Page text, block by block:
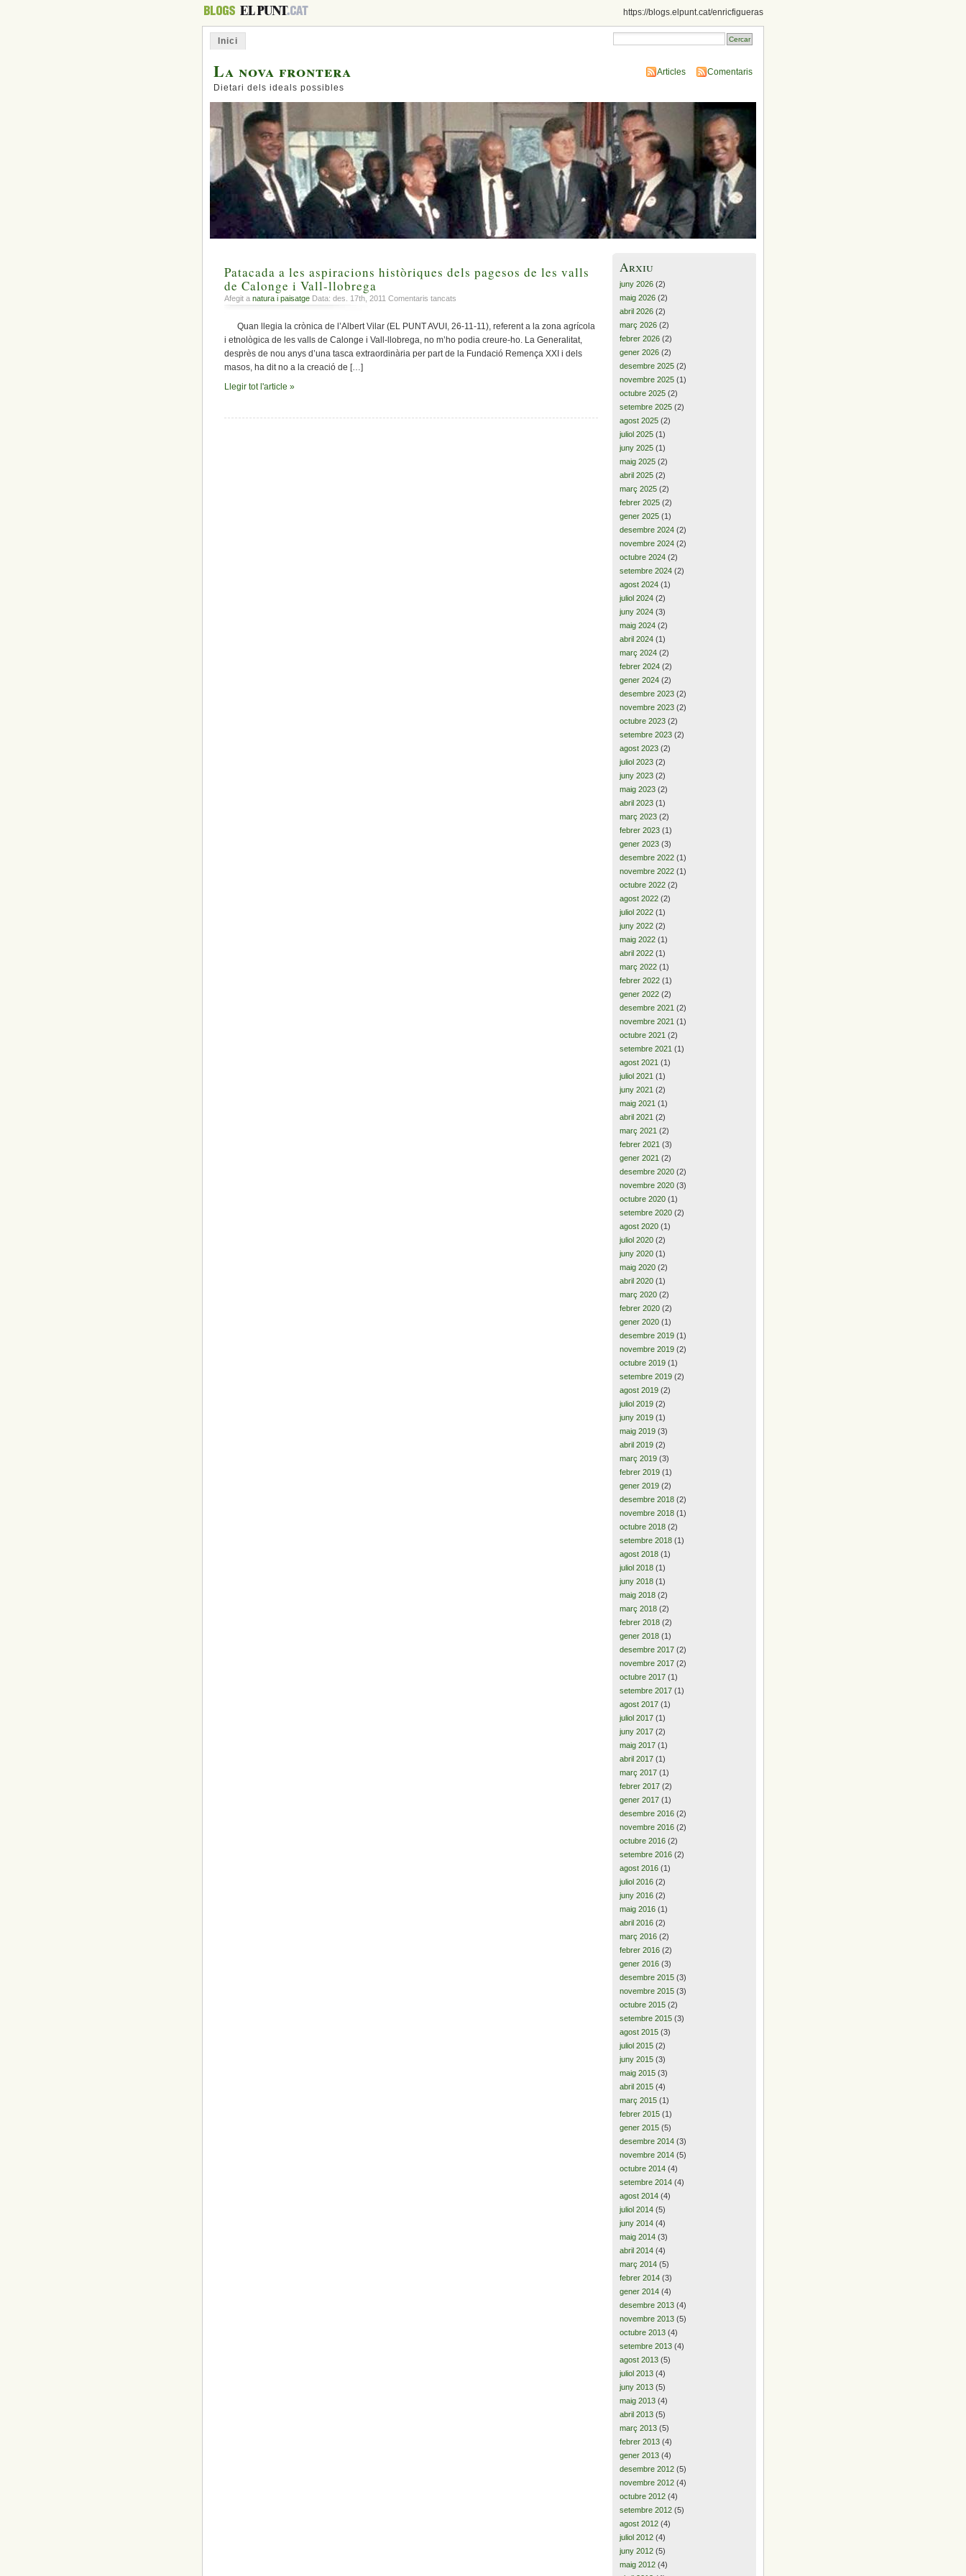
https://blogs.elpunt.cat/enricfigueras
Inici
La nova frontera
Dietari dels ideals possibles
Articles Comentaris
Patacada a les aspiracions històriques dels pagesos de les valls
de Calonge i Vall-llobrega
Afegit a natura i paisatge Data: des. 17th, 2011 Comentaris tancats
a
aspiracions
històriques
valls
Quan llegia la crònica de l’Albert Vilar (EL PUNT AVUI, 26-11-11), referent a la zona agrícola
i etnològica de les valls de Calonge i Vall-llobrega, no m’ho podia creure-ho. La Generalitat,
desprès de nou anys d’una tasca extraordinària per part de la Fundació Remença XXI i dels
masos, ha dit no a la creació de […]
Llegir tot l'article »
Arxiu
juny 2026 (2)
maig 2026 (2)
abril 2026 (2)
març 2026 (2)
febrer 2026 (2)
gener 2026 (2)
desembre 2025 (2)
novembre 2025 (1)
octubre 2025 (2)
setembre 2025 (2)
agost 2025 (2)
juliol 2025 (1)
juny 2025 (1)
maig 2025 (2)
abril 2025 (2)
març 2025 (2)
febrer 2025 (2)
gener 2025 (1)
desembre 2024 (2)
novembre 2024 (2)
octubre 2024 (2)
setembre 2024 (2)
agost 2024 (1)
juliol 2024 (2)
juny 2024 (3)
maig 2024 (2)
abril 2024 (1)
març 2024 (2)
febrer 2024 (2)
gener 2024 (2)
desembre 2023 (2)
novembre 2023 (2)
octubre 2023 (2)
setembre 2023 (2)
agost 2023 (2)
juliol 2023 (2)
juny 2023 (2)
maig 2023 (2)
abril 2023 (1)
març 2023 (2)
febrer 2023 (1)
gener 2023 (3)
desembre 2022 (1)
novembre 2022 (1)
octubre 2022 (2)
agost 2022 (2)
juliol 2022 (1)
juny 2022 (2)
maig 2022 (1)
abril 2022 (1)
març 2022 (1)
febrer 2022 (1)
gener 2022 (2)
desembre 2021 (2)
novembre 2021 (1)
octubre 2021 (2)
setembre 2021 (1)
agost 2021 (1)
juliol 2021 (1)
juny 2021 (2)
maig 2021 (1)
abril 2021 (2)
març 2021 (2)
febrer 2021 (3)
gener 2021 (2)
desembre 2020 (2)
novembre 2020 (3)
octubre 2020 (1)
setembre 2020 (2)
agost 2020 (1)
juliol 2020 (2)
juny 2020 (1)
maig 2020 (2)
abril 2020 (1)
març 2020 (2)
febrer 2020 (2)
gener 2020 (1)
desembre 2019 (1)
novembre 2019 (2)
octubre 2019 (1)
setembre 2019 (2)
agost 2019 (2)
juliol 2019 (2)
juny 2019 (1)
maig 2019 (3)
abril 2019 (2)
març 2019 (3)
febrer 2019 (1)
gener 2019 (2)
desembre 2018 (2)
novembre 2018 (1)
octubre 2018 (2)
setembre 2018 (1)
agost 2018 (1)
juliol 2018 (1)
juny 2018 (1)
maig 2018 (2)
març 2018 (2)
febrer 2018 (2)
gener 2018 (1)
desembre 2017 (2)
novembre 2017 (2)
octubre 2017 (1)
setembre 2017 (1)
agost 2017 (1)
juliol 2017 (1)
juny 2017 (2)
maig 2017 (1)
abril 2017 (1)
març 2017 (1)
febrer 2017 (2)
gener 2017 (1)
desembre 2016 (2)
novembre 2016 (2)
octubre 2016 (2)
setembre 2016 (2)
agost 2016 (1)
juliol 2016 (2)
juny 2016 (2)
maig 2016 (1)
abril 2016 (2)
març 2016 (2)
febrer 2016 (2)
gener 2016 (3)
desembre 2015 (3)
novembre 2015 (3)
octubre 2015 (2)
setembre 2015 (3)
agost 2015 (3)
juliol 2015 (2)
juny 2015 (3)
maig 2015 (3)
abril 2015 (4)
març 2015 (1)
febrer 2015 (1)
gener 2015 (5)
desembre 2014 (3)
novembre 2014 (5)
octubre 2014 (4)
setembre 2014 (4)
agost 2014 (4)
juliol 2014 (5)
juny 2014 (4)
maig 2014 (3)
abril 2014 (4)
març 2014 (5)
febrer 2014 (3)
gener 2014 (4)
desembre 2013 (4)
novembre 2013 (5)
octubre 2013 (4)
setembre 2013 (4)
agost 2013 (5)
juliol 2013 (4)
juny 2013 (5)
maig 2013 (4)
abril 2013 (5)
març 2013 (5)
febrer 2013 (4)
gener 2013 (4)
desembre 2012 (5)
novembre 2012 (4)
octubre 2012 (4)
setembre 2012 (5)
agost 2012 (4)
juliol 2012 (4)
juny 2012 (5)
maig 2012 (4)